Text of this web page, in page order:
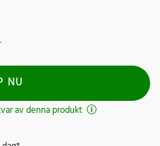
NU
av denna produkt